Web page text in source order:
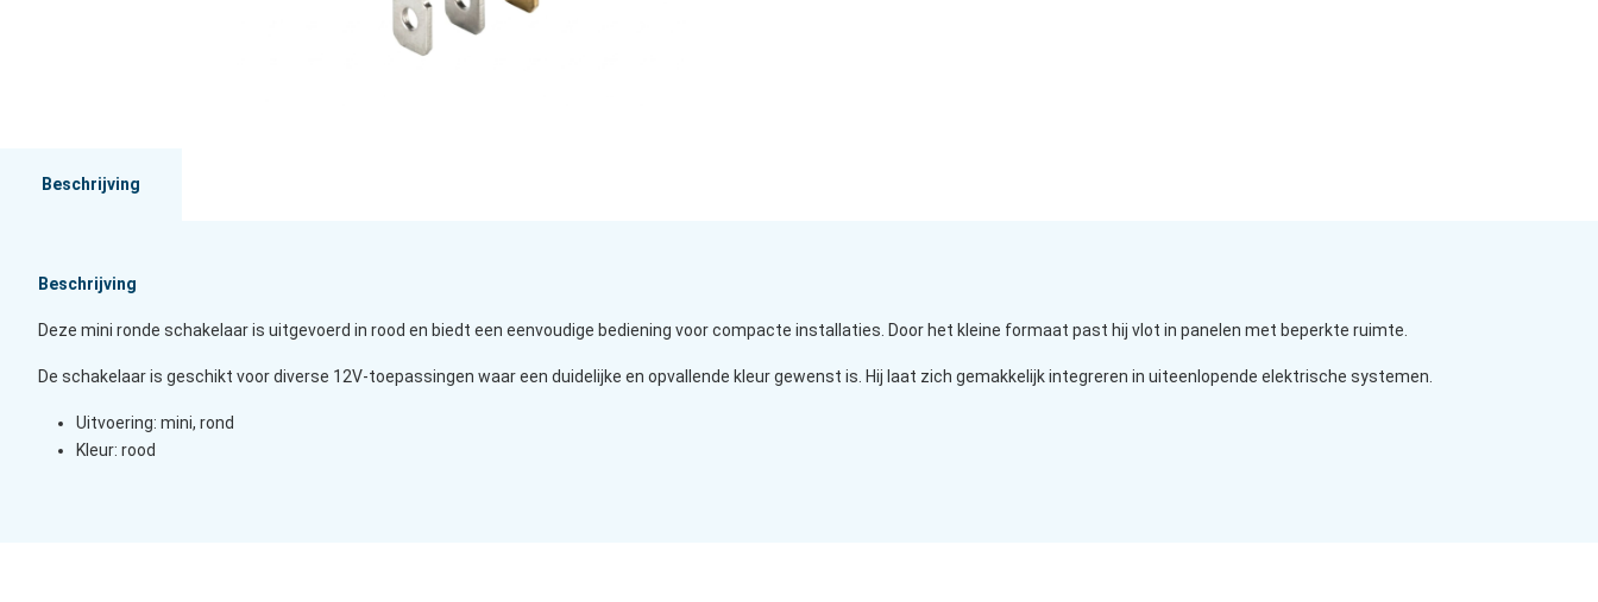
Beschrijving
Beschrijving
Deze mini ronde schakelaar is uitgevoerd in rood en biedt een eenvoudige bediening voor compacte installaties. Door het kleine formaat past hij vlot in panelen met beperkte ruimte.
De schakelaar is geschikt voor diverse 12V-toepassingen waar een duidelijke en opvallende kleur gewenst is. Hij laat zich gemakkelijk integreren in uiteenlopende elektrische systemen.
Uitvoering: mini, rond
Kleur: rood